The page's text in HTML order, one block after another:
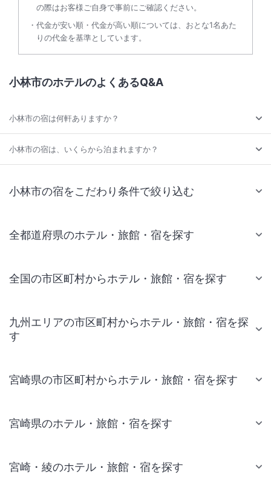
の際はお客様ご自身で事前にご確認ください。
代金が安い順・代金が高い順については、おとな1名あた
りの代金を基準としています。
小林市のホテルのよくあるQ&A
小林市の宿は何軒ありますか？
小林市の宿は、いくらから泊まれますか？
小林市の宿をこだわり条件で絞り込む
全都道府県のホテル・旅館・宿を探す
全国の市区町村からホテル・旅館・宿を探す
九州エリアの市区町村からホテル・旅館・宿を探
す
宮崎県の市区町村からホテル・旅館・宿を探す
宮崎県のホテル・旅館・宿を探す
宮崎・綾のホテル・旅館・宿を探す